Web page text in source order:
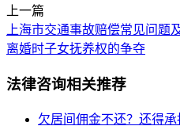
上一篇
上海市交通事故赔偿常见问题
离婚时子女抚养权的争夺
法律咨询相关推荐
欠居间佣金不还？还得承